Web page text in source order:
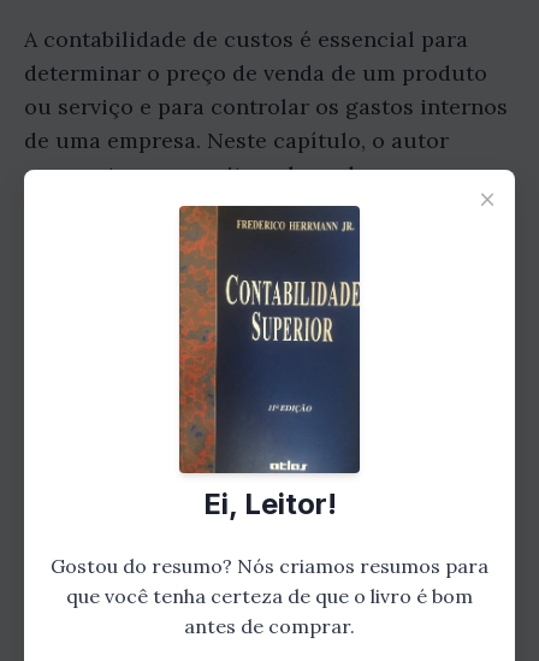
A contabilidade de custos é essencial para
determinar o preço de venda de um produto
ou serviço e para controlar os gastos internos
de uma empresa. Neste capítulo, o autor
apresenta os conceitos-chave da
contabilidade de custos, como alocação de
custos, margem de contribuição e ponto de
equilíbrio, permitindo que o leitor
compreenda melhor como esses elementos
impactam no resultado financeiro.
×
Ei, Leitor!
Gostou do resumo? Nós criamos resumos para
que você tenha certeza de que o livro é bom
antes de comprar.